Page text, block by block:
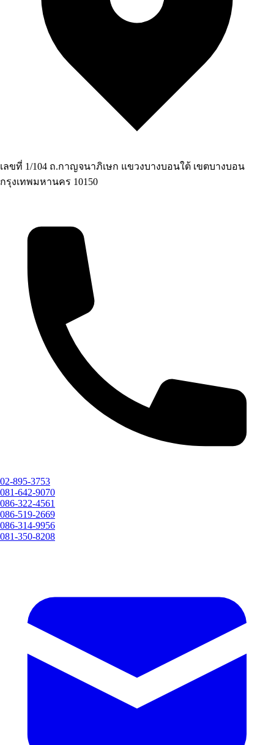
เลขที่ 1/104 ถ.กาญจนาภิเษก แขวงบางบอนใต้ เขตบางบอน
กรุงเทพมหานคร 10150
02-895-3753
081-642-9070
086-322-4561
086-519-2669
086-314-9956
081-350-8208